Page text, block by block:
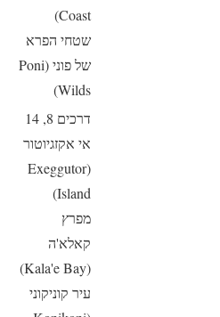
Coast)
שטחי הפרא
של פוני (Poni
Wilds)
דרכים 8, 14
אי אקזגיוטור
(Exeggutor
Island)
מפרץ
קאלא'ה
(Kala'e Bay)
עיר קוניקוני